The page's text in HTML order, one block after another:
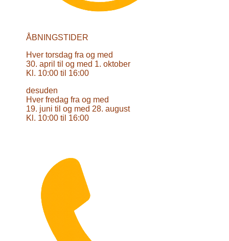
ÅBNINGSTIDER
Hver torsdag fra og med
30. april til og med 1. oktober
Kl. 10:00 til 16:00
desuden
Hver fredag fra og med
19. juni til og med 28. august
Kl. 10:00 til 16:00